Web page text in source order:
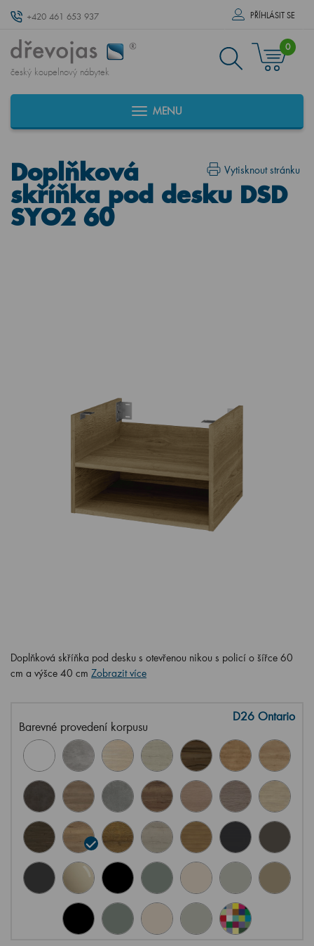
+420 461 653 937 PŘÍHLÁSIT SE
český koupelnový nábytek
0
MENU
Vytisknout stránku
Doplňková
skříňka pod desku DSD
SYO2 60
Doplňková skříňka pod desku s otevřenou nikou s policí o šířce 60
cm a výšce 40 cm Zobrazit více
Barevné provedení korpusu
D26 Ontario